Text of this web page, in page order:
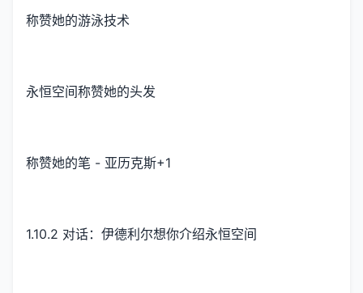
称赞她的游泳技术
永恒空间称赞她的头发
称赞她的笔 - 亚历克斯+1
1.10.2 对话：伊德利尔想你介绍永恒空间